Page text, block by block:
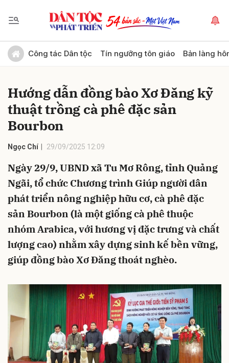
Công tác Dân tộc Tín ngưỡng tôn giáo Bản làng
Hướng dẫn đồng bào Xơ Đăng kỹ
thuật trồng cà phê đặc sản
Bourbon
Ngọc Chí 29/09/2025 12:09
Ngày 29/9, UBND xã Tu Mơ Rông, tỉnh Quảng
Ngãi, tổ chức Chương trình Giúp người dân
phát triển nông nghiệp hữu cơ, cà phê đặc
sản Bourbon (là một giống cà phê thuộc
nhóm Arabica, với hương vị đặc trưng và chất
lượng cao) nhằm xây dựng sinh kế bền vững,
giúp đồng bào Xơ Đăng thoát nghèo.
Gửi bình luận